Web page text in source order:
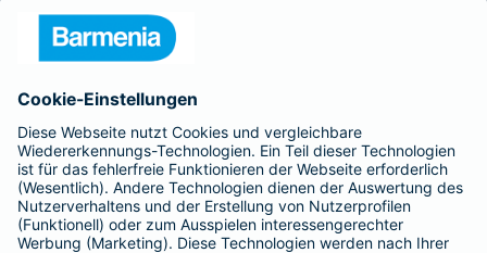
Barmenia ist Teil der BarmeniaGothaer
BELIEBTE SEITEN
Kranken-Zusatzversicherung
Tierversicherungen
Haftpflichtversicherung